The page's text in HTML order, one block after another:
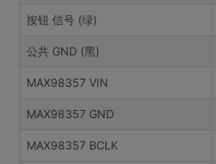
按钮 信号 (绿)
公共 GND (黑)
MAX98357 VIN
MAX98357 GND
MAX98357 BCLK